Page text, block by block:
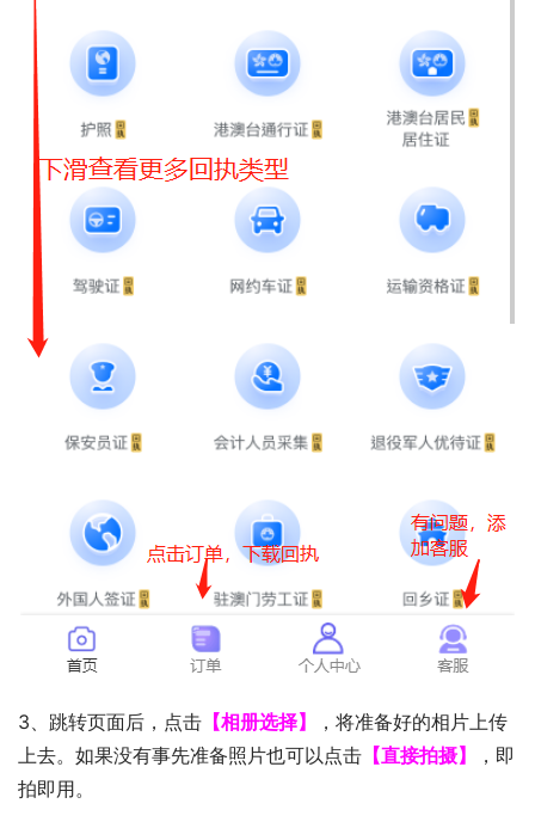
3、跳转页面后，点击 【相册选择】
，将准备好的相片上传
上去。如果没有事先准备照片也可以点击 【直接拍摄】
，即
拍即用。